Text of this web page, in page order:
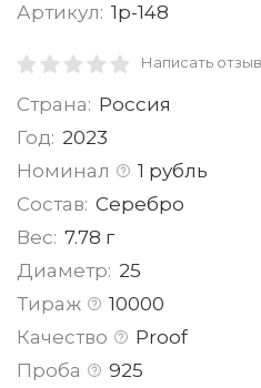
Артикул: 1р-148
Написать отзыв
Страна: Россия
Год: 2023
Номинал
1 рубль
Состав: Серебро
Вес: 7.78 г
Диаметр: 25
Тираж
10000
Качество
Proof
Проба
925